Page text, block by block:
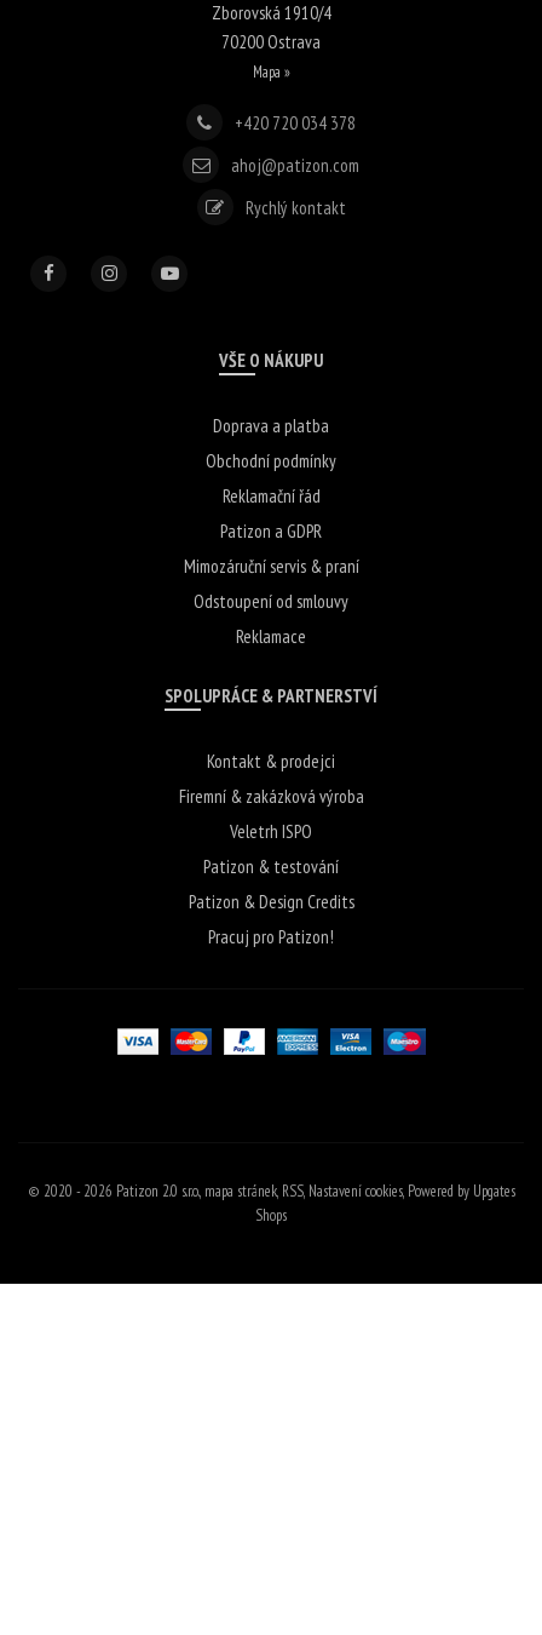
Zborovská 1910/4
70200Ostrava
Mapa »
+420 720 034 378
ahoj@patizon.com
Rychlý kontakt
VŠE O NÁKUPU
Doprava a platba
Obchodní podmínky
Reklamační řád
Patizon a GDPR
Mimozáruční servis & praní
Odstoupení od smlouvy
Reklamace
SPOLUPRÁCE & PARTNERSTVÍ
Kontakt & prodejci
Firemní & zakázková výroba
Veletrh ISPO
Patizon & testování
Patizon & Design Credits
Pracuj pro Patizon!
© 2020 - 2026 Patizon 2.0 s.r.o., mapa stránek, RSS, Nastavení cookies, Powered by Upgates
Shops